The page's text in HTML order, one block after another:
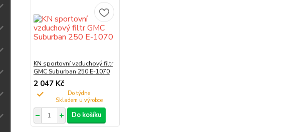
KN sportovní vzduchový filtr
GMC Suburban 250 E-1070
2 047 Kč
Do týdne
Do košíku